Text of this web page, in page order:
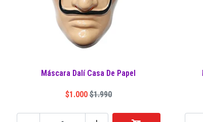
Máscara Dalí Casa De Papel
$1.000 $1.990